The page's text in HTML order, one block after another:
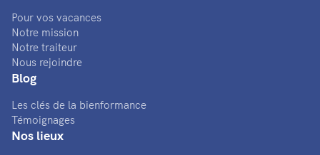
Pour vos vacances
Notre mission
Notre traiteur
Nous rejoindre
Blog
Les clés de la bienformance
Témoignages
Nos lieux